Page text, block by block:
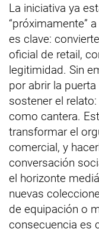
La iniciativa ya
“próximamente”
es clave:
oficial de retail,
legitimidad. Sin
por abrir la
sostener el
como cantera.
transformar el
comercial, y
conversación
el horizonte
nuevas
de equipación o
consecuencia es